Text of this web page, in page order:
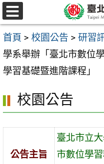
跳
至
主
要
內
區
選
單
首頁 > 校園公告 > 研習
學系舉辦「臺北市數位
學習基礎暨進階課程」
校園公告
公告主旨
臺北市立
市數位學